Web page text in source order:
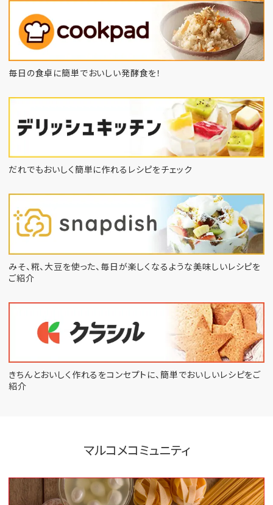
毎日の食卓に簡単でおいしい発酵食を！
だれでもおいしく簡単に作れるレシピをチェック
みそ、糀、大豆を使った、毎日が楽しくなるような美味しいレシピを
ご紹介
きちんとおいしく作れるをコンセプトに、 簡単でおいしいレシピをご
紹介
マルコメコミュニティ